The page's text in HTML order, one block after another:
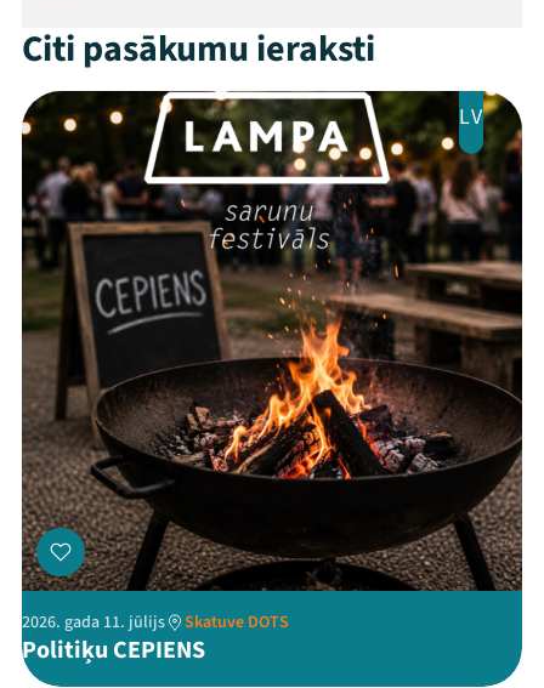
ThreadsFacebookYoutube
X Instagram
Flick TikTok
Citi pasākumu ieraksti
LV
2026. gada 11. jūlijs Skatuve DOTS
Politiķu CEPIENS